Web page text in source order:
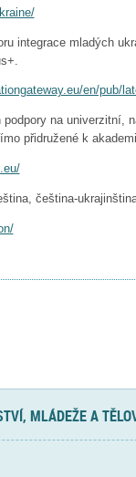
integrace mladých
en/pub/
podpory na univerzitní,
přidružené k
čeština-
MLÁDEŽE A